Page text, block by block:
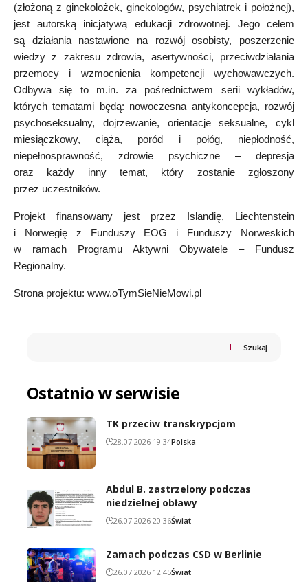
(złożoną z ginekolożek, ginekologów, psychiatrek i położnej),
jest autorską inicjatywą edukacji zdrowotnej. Jego celem
są działania nastawione na rozwój osobisty, poszerzenie
wiedzy z zakresu zdrowia, asertywności, przeciwdziałania
przemocy i wzmocnienia kompetencji wychowawczych.
Odbywa się to m.in. za pośrednictwem serii wykładów,
których tematami będą: nowoczesna antykoncepcja, rozwój
psychoseksualny, dojrzewanie, orientacje seksualne, cykl
miesiączkowy, ciąża, poród i połóg, niepłodność,
niepełnosprawność, zdrowie psychiczne – depresja
oraz każdy inny temat, który zostanie zgłoszony
przez uczestników.
Projekt finansowany jest przez Islandię, Liechtenstein
i Norwegię z Funduszy EOG i Funduszy Norweskich
w ramach Programu Aktywni Obywatele – Fundusz
Regionalny.
Strona projektu: www.oTymSieNieMowi.pl
Szukaj
Ostatnio w serwisie
TK przeciw transkrypcjom
28.07.2026 19:34Polska
Abdul B. zastrzelony podczas
niedzielnej obławy
26.07.2026 20:36Świat
Zamach podczas CSD w Berlinie
26.07.2026 12:45Świat